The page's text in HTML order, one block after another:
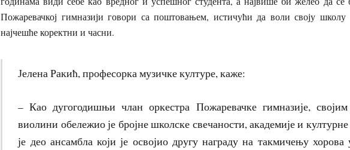
Пожаревачкој гимназији говори са поштовањем, истичући да воли своју
најчешће коректни и часни.
Јелена Ракић, професорка музичке културе, каже:
– Као дугогодишњи члан оркестра Пожаревачке гимназије,
виолини обележио је бројне школске свечаности, академије и
је део ансамбла који је освојио другу награду на такмичењу